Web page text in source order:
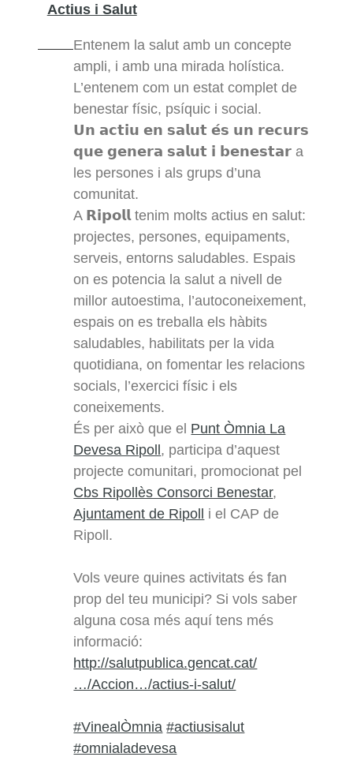
Actius i Salut
Entenem la salut amb un concepte
ampli, i amb una mirada holística.
L’entenem com un estat complet de
benestar físic, psíquic i social.
𝗨𝗻 𝗮𝗰𝘁𝗶𝘂 𝗲𝗻 𝘀𝗮𝗹𝘂𝘁 𝗲́𝘀 𝘂𝗻 𝗿𝗲𝗰𝘂𝗿𝘀
𝗾𝘂𝗲 𝗴𝗲𝗻𝗲𝗿𝗮 𝘀𝗮𝗹𝘂𝘁 𝗶 𝗯𝗲𝗻𝗲𝘀𝘁𝗮𝗿 a
les persones i als grups d’una
comunitat.
A 𝗥𝗶𝗽𝗼𝗹𝗹 tenim molts actius en salut:
projectes, persones, equipaments,
serveis, entorns saludables. Espais
on es potencia la salut a nivell de
millor autoestima, l’autoconeixement,
espais on es treballa els hàbits
saludables, habilitats per la vida
quotidiana, on fomentar les relacions
socials, l’exercici físic i els
coneixements.
És per això que el Punt Òmnia La
Devesa Ripoll, participa d’aquest
projecte comunitari, promocionat pel
Cbs Ripollès Consorci Benestar,
Ajuntament de Ripoll i el CAP de
Ripoll.
Vols veure quines activitats és fan
prop del teu municipi? Si vols saber
alguna cosa més aquí tens més
informació:
http://salutpublica.gencat.cat/
…/Accion…/actius-i-salut/
#VinealÒmnia #actiusisalut
#omnialadevesa